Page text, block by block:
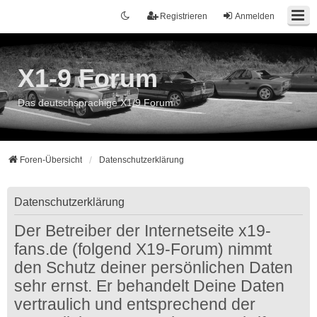
Anmelden
Registrieren
X1-9 Forum
Das deutschsprachige X1/9 Forum
Foren-Übersicht Datenschutzerklärung
Datenschutzerklärung
Der Betreiber der Internetseite x19-
fans.de (folgend X19-Forum) nimmt
den Schutz deiner persönlichen Daten
sehr ernst. Er behandelt Deine Daten
vertraulich und entsprechend der